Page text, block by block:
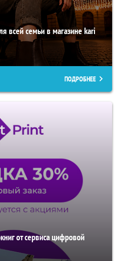
всей семьи в магазине kari
ПОДРОБНЕЕ
от сервиса цифровой